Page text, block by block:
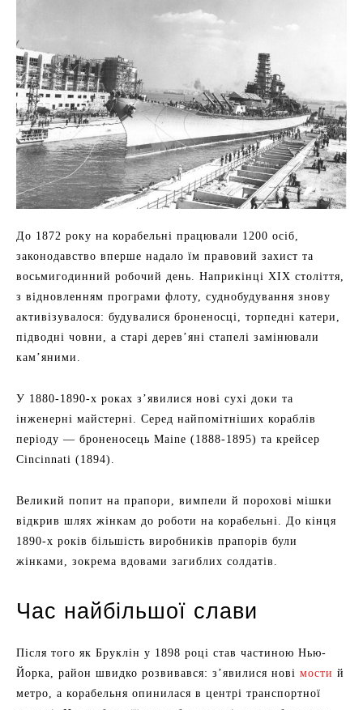
До 1872 року на корабельні працювали 1200 осіб,
законодавство вперше надало їм правовий захист та
восьмигодинний робочий день. Наприкінці XIX століття,
з відновленням програми флоту, суднобудування знову
активізувалося: будувалися броненосці, торпедні катери,
підводні човни, а старі дерев’яні стапелі замінювали
кам’яними.
У 1880-1890-х роках з’явилися нові сухі доки та
інженерні майстерні. Серед найпомітніших кораблів
періоду — броненосець Maine (1888-1895) та крейсер
Cincinnati (1894).
Великий попит на прапори, вимпели й порохові мішки
відкрив шлях жінкам до роботи на корабельні. До кінця
1890-х років більшість виробників прапорів були
жінками, зокрема вдовами загиблих солдатів.
Час найбільшої слави
Після того як Бруклін у 1898 році став частиною Нью-
Йорка, район швидко розвивався: з’явилися нові мости й
метро, а корабельня опинилася в центрі транспортної